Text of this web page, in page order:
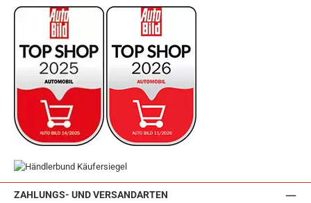
ZAHLUNGS- UND VERSANDARTEN